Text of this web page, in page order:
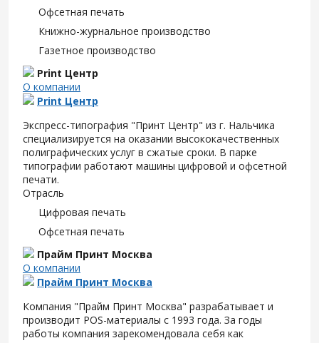
Офсетная печать
Книжно-журнальное производство
Газетное производство
Print Центр
О компании
Print Центр
Экспресс-типография "Принт Центр" из г. Нальчика
специализируется на оказании высококачественных
полиграфических услуг в сжатые сроки. В парке
типографии работают машины цифровой и офсетной
печати.
Отрасль
Цифровая печать
Офсетная печать
Прайм Принт Москва
О компании
Прайм Принт Москва
Компания "Прайм Принт Москва" разрабатывает и
производит POS-материалы с 1993 года. За годы
работы компания зарекомендовала себя как